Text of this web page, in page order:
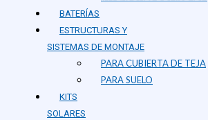
BATERÍAS
ESTRUCTURAS Y
SISTEMAS DE MONTAJE
PARA CUBIERTA DE TEJA
PARA SUELO
KITS
SOLARES